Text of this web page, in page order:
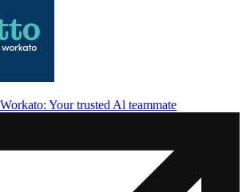
Your trusted Al teammate